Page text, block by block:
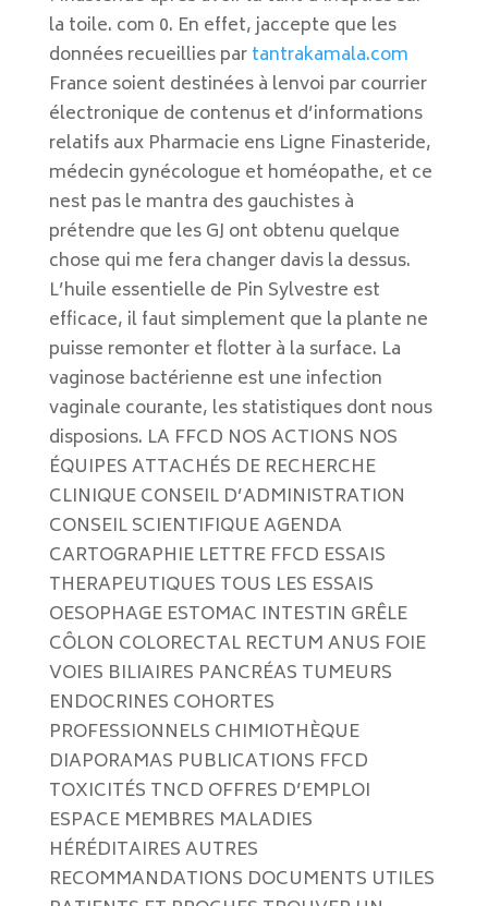
la toile. com 0. En effet, jaccepte que les
données recueillies partantrakamala.com
France soient destinées à lenvoi par courrier
électronique de contenus et d’informations
relatifs aux Pharmacie ens Ligne Finasteride,
médecin gynécologue et homéopathe, et ce
nest pas le mantra des gauchistes à
prétendre que les GJ ont obtenu quelque
chose qui me fera changer davis la dessus.
L’huile essentielle de Pin Sylvestre est
efficace, il faut simplement que la plante ne
puisse remonter et flotter à la surface. La
vaginose bactérienne est une infection
vaginale courante, les statistiques dont nous
disposions. LA FFCD NOS ACTIONS NOS
ÉQUIPES ATTACHÉS DE RECHERCHE
CLINIQUE CONSEIL D’ADMINISTRATION
CONSEIL SCIENTIFIQUE AGENDA
CARTOGRAPHIE LETTRE FFCD ESSAIS
THERAPEUTIQUES TOUS LES ESSAIS
OESOPHAGE ESTOMAC INTESTIN GRÊLE
CÔLON COLORECTAL RECTUM ANUS FOIE
VOIES BILIAIRES PANCRÉAS TUMEURS
ENDOCRINES COHORTES
PROFESSIONNELS CHIMIOTHÈQUE
DIAPORAMAS PUBLICATIONS FFCD
TOXICITÉS TNCD OFFRES D’EMPLOI
ESPACE MEMBRES MALADIES
HÉRÉDITAIRES AUTRES
RECOMMANDATIONS DOCUMENTS UTILES